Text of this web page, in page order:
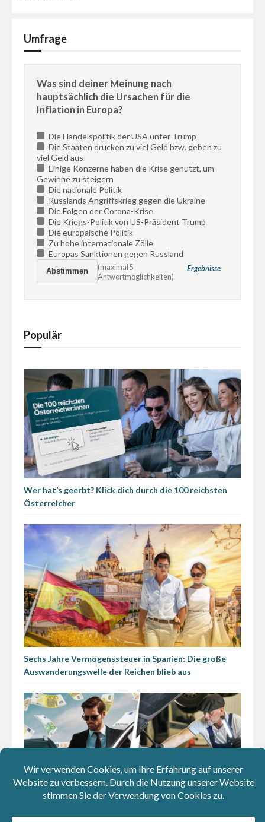
Umfrage
Was sind deiner Meinung nach
hauptsächlich die Ursachen für die
Inflation in Europa?
Die Handelspolitik der USA unter Trump
Die Staaten drucken zu viel Geld bzw. geben zu
viel Geld aus
Einige Konzerne haben die Krise genutzt, um
Gewinne zu steigern
Die nationale Politik
Russlands Angriffskrieg gegen die Ukraine
Die Folgen der Corona-Krise
Die Kriegs-Politik von US-Präsident Trump
Die europäische Politik
Zu hohe internationale Zölle
Europas Sanktionen gegen Russland
Ergebnisse
(maximal 5
Antwortmöglichkeiten)
Populär
Wer hat’s geerbt? Klick dich durch die 100 reichsten
Österreicher
Sechs Jahre Vermögenssteuer in Spanien: Die große
Auswanderungswelle der Reichen blieb aus